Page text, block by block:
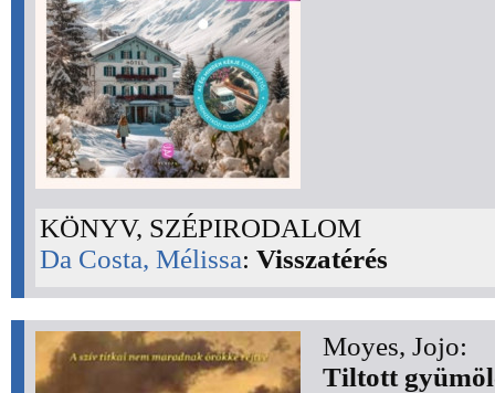
KÖNYV, SZÉPIRODALOM
Da Costa, Mélissa: Visszatérés
Moyes, Jojo:
Tiltott